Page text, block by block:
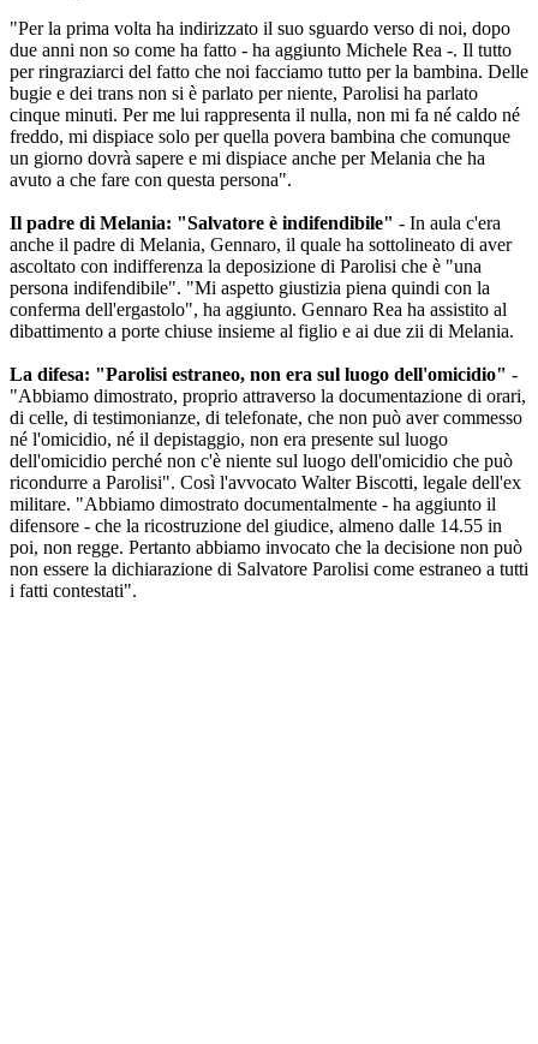
"Per la prima volta ha indirizzato il suo sguardo verso di noi, dopo
due anni non so come ha fatto - ha aggiunto Michele Rea -. Il tutto
per ringraziarci del fatto che noi facciamo tutto per la bambina. Delle
bugie e dei trans non si è parlato per niente, Parolisi ha parlato
cinque minuti. Per me lui rappresenta il nulla, non mi fa né caldo né
freddo, mi dispiace solo per quella povera bambina che comunque
un giorno dovrà sapere e mi dispiace anche per Melania che ha
avuto a che fare con questa persona".
Il padre di Melania: "Salvatore è indifendibile" - In aula c'era
anche il padre di Melania, Gennaro, il quale ha sottolineato di aver
ascoltato con indifferenza la deposizione di Parolisi che è "una
persona indifendibile". "Mi aspetto giustizia piena quindi con la
conferma dell'ergastolo", ha aggiunto. Gennaro Rea ha assistito al
dibattimento a porte chiuse insieme al figlio e ai due zii di Melania.
La difesa: "Parolisi estraneo, non era sul luogo dell'omicidio" -
"Abbiamo dimostrato, proprio attraverso la documentazione di orari,
di celle, di testimonianze, di telefonate, che non può aver commesso
né l'omicidio, né il depistaggio, non era presente sul luogo
dell'omicidio perché non c'è niente sul luogo dell'omicidio che può
ricondurre a Parolisi". Così l'avvocato Walter Biscotti, legale dell'ex
militare. "Abbiamo dimostrato documentalmente - ha aggiunto il
difensore - che la ricostruzione del giudice, almeno dalle 14.55 in
poi, non regge. Pertanto abbiamo invocato che la decisione non può
non essere la dichiarazione di Salvatore Parolisi come estraneo a tutti
i fatti contestati".